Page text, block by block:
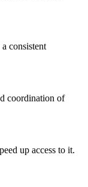
consistent
coordination of
up access to it.